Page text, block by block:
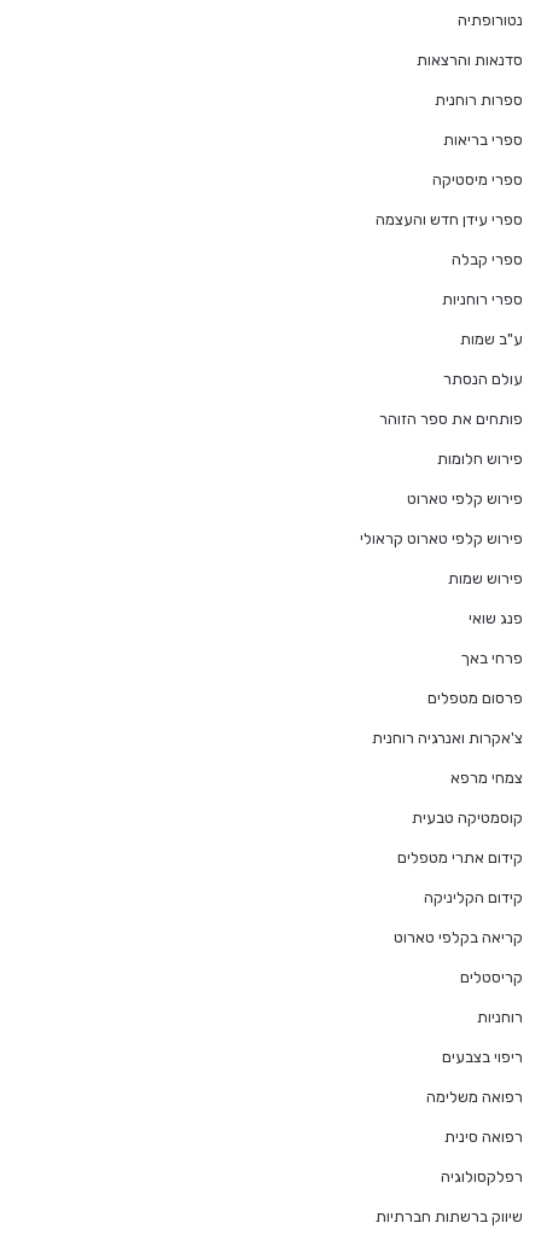
נטורופתיה
סדנאות והרצאות
ספרות רוחנית
ספרי בריאות
ספרי מיסטיקה
ספרי עידן חדש והעצמה
ספרי קבלה
ספרי רוחניות
ע"ב שמות
עולם הנסתר
פותחים את ספר הזוהר
פירוש חלומות
פירוש קלפי טארוט
פירוש קלפי טארוט קראולי
פירוש שמות
פנג שואי
פרחי באך
פרסום מטפלים
צ'אקרות ואנרגיה רוחנית
צמחי מרפא
קוסמטיקה טבעית
קידום אתרי מטפלים
קידום הקליניקה
קריאה בקלפי טארוט
קריסטלים
רוחניות
ריפוי בצבעים
רפואה משלימה
רפואה סינית
רפלקסולוגיה
שיווק ברשתות חברתיות